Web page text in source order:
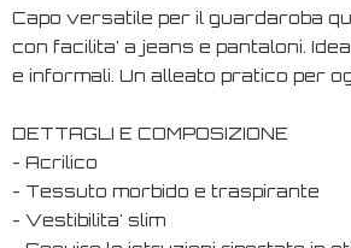
Capo versatile per il guardaroba
con facilita' a jeans e pantaloni.
e informali. Un alleato pratico per
DETTAGLI E COMPOSIZIONE
- Acrilico
- Tessuto morbido e traspirante
- Vestibilita' slim